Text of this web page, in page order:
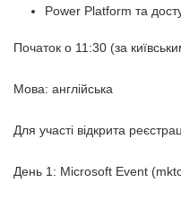
Power Platform та
Початок о 11:30 (за
Мова: англійська
Для участі відкрита
День 1: Microsoft Event